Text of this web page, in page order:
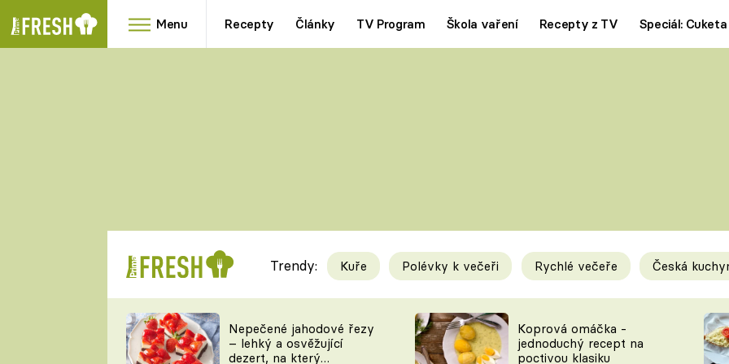
Menu Recepty Články TV Program Škola vaření Recepty z TV Speciál: Cuketa
RYCHLOVKY
Videorecepty
TEĎ VAŘÍ ŠÉF!
Tipy a triky
KAM ZA JÍDLEM
Trendy: Kuře Polévky k večeři Rychlé večeře Česká
Nepečené jahodové řezy
– lehký a osvěžující
dezert, na který
Koprová omáčka -
jednoduchý recept na
poctivou klasiku